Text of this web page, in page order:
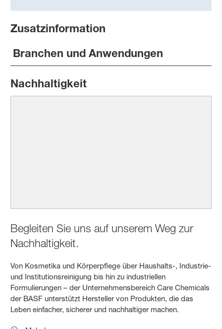
Zusatzinformation
Branchen und Anwendungen
Nachhaltigkeit
Begleiten Sie uns auf unserem Weg zur
Nachhaltigkeit.
Von Kosmetika und Körperpflege über Haushalts-, Industrie-
und Institutionsreinigung bis hin zu industriellen
Formulierungen – der Unternehmensbereich Care Chemicals
der BASF unterstützt Hersteller von Produkten, die das
Leben einfacher, sicherer und nachhaltiger machen.